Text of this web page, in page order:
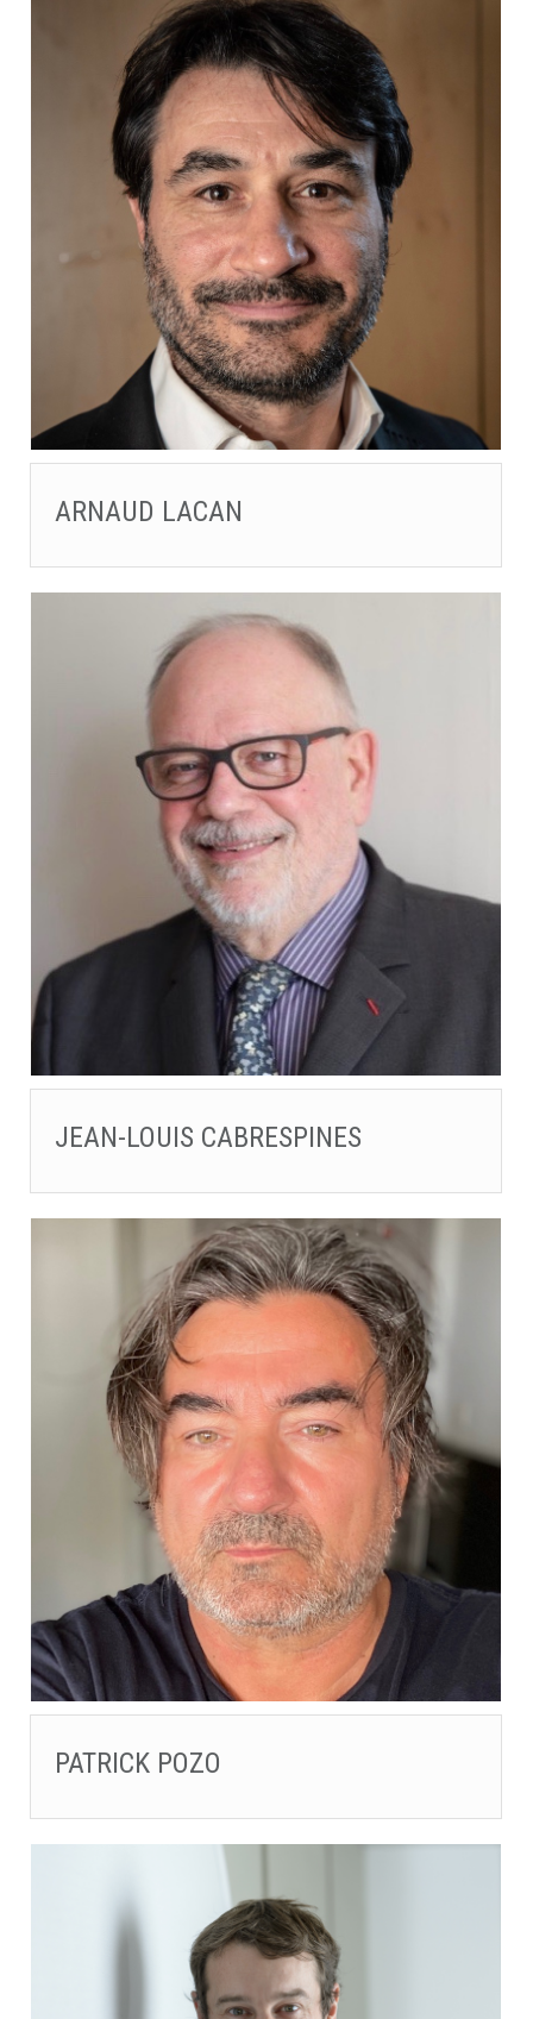
ARNAUD LACAN
JEAN-LOUIS CABRESPINES
PATRICK POZO